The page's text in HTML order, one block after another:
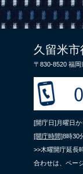
久留米市
〒830-8520 福
[開庁日]月曜日
[開庁時間]8時30
>>木曜開庁延長
合わせは、ペー